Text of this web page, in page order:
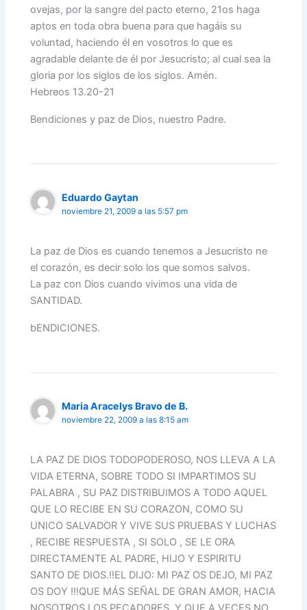
ovejas, por la sangre del pacto eterno, 21 os haga
aptos en toda obra buena para que hagáis su
voluntad, haciendo él en vosotros lo que es
agradable delante de él por Jesucristo; al cual sea la
gloria por los siglos de los siglos. Amén.
Hebreos 13.20-21
Bendiciones y paz de Dios, nuestro Padre.
Eduardo Gaytan
noviembre 21, 2009 a las 5:57 pm
La paz de Dios es cuando tenemos a Jesucristo ne
el corazón, es decir solo los que somos salvos.
La paz con Dios cuando vivimos una vida de
SANTIDAD.
bENDICIONES.
Maria Aracelys Bravo de B.
noviembre 22, 2009 a las 8:15 am
LA PAZ DE DIOS TODOPODEROSO, NOS LLEVA A LA
VIDA ETERNA, SOBRE TODO SI IMPARTIMOS SU
PALABRA , SU PAZ DISTRIBUIMOS A TODO AQUEL
QUE LO RECIBE EN SU CORAZON, COMO SU
UNICO SALVADOR Y VIVE SUS PRUEBAS Y LUCHAS
, RECIBE RESPUESTA , SI SOLO , SE LE ORA
DIRECTAMENTE AL PADRE, HIJO Y ESPIRITU
SANTO DE DIOS.!!EL DIJO: MI PAZ OS DEJO, MI PAZ
OS DOY !!!QUE MÁS SEÑAL DE GRAN AMOR, HACIA